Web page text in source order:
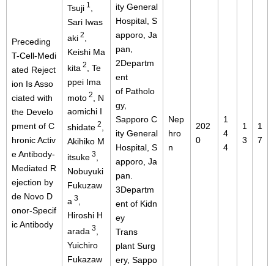
Preceding
T-Cell-Medi
ated Reject
ion Is Asso
ciated with
the Develo
pment of C
hronic Activ
e Antibody-
Mediated R
ejection by
de Novo D
onor-Specif
ic Antibody
Tsuji 1
Sari Iwas
aki 2
Keishi Ma
kita 2
, Te
ppei Ima
moto 2
, N
aomichi I
shidate 2
Akihiko M
itsuke 3
Nobuyuki
Fukuzaw
a 3
Hiroshi H
arada 3
Yuichiro
Fukazaw
ity General
Hospital, S
apporo, Ja
pan,
2Departm
ent
of Patholo
gy,
Sapporo C
ity General
Hospital, S
apporo, Ja
pan.
3Departm
ent of Kidn
ey
Trans
plant Surg
ery, Sappo
Nep
hro
n
202
0
1
4
4
1
3
1
7